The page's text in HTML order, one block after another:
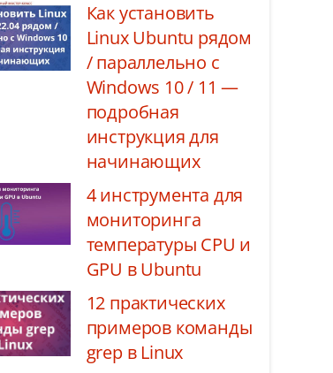
Как установить
Linux Ubuntu рядом
/ параллельно с
Windows 10 / 11 —
подробная
инструкция для
начинающих
4 инструмента для
мониторинга
температуры CPU и
GPU в Ubuntu
12 практических
примеров команды
grep в Linux